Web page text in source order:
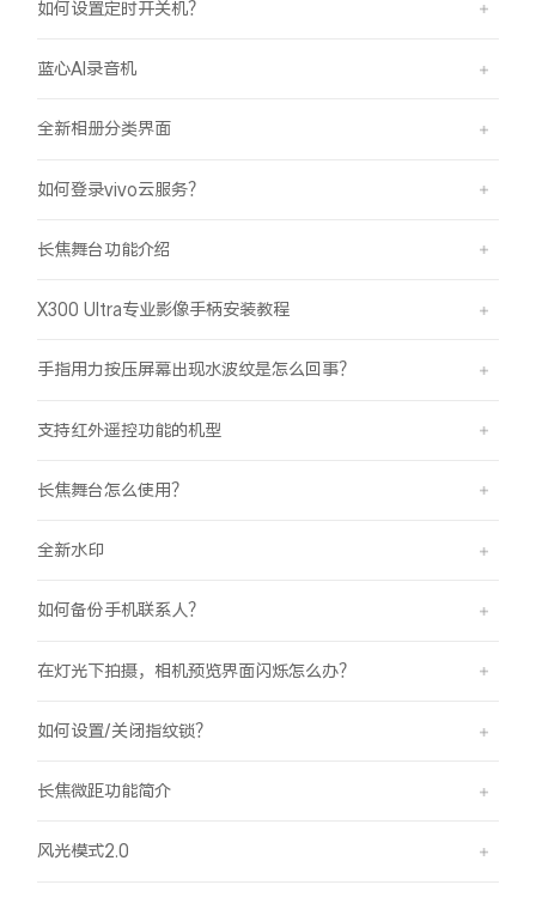
如何设置定时开关机？
蓝心AI录音机
全新相册分类界面
如何登录vivo云服务？
长焦舞台功能介绍
X300 Ultra专业影像手柄安装教程
手指用力按压屏幕出现水波纹是怎么回事？
支持红外遥控功能的机型
长焦舞台怎么使用？
全新水印
如何备份手机联系人？
在灯光下拍摄，相机预览界面闪烁怎么办？
如何设置/关闭指纹锁？
长焦微距功能简介
风光模式2.0